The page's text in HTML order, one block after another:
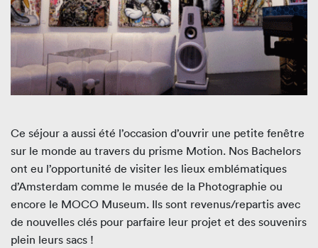
Ce séjour a aussi été l’occasion d’ouvrir une petite fenêtre
sur le monde au travers du prisme Motion. Nos Bachelors
ont eu l’opportunité de visiter les lieux emblématiques
d’Amsterdam comme le musée de la Photographie ou
encore le MOCO Museum. Ils sont revenus/repartis avec
de nouvelles clés pour parfaire leur projet et des souvenirs
plein leurs sacs !